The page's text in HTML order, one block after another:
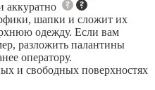
аккуратно
шапки и сложит их
одежду. Если вам
разложить палантины
оператору.
и свободных поверхностях